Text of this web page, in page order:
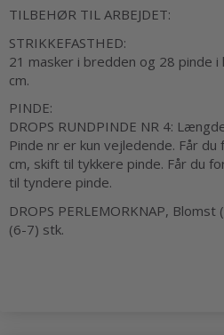
TILBEHØR TIL ARBEJDET:
STRIKKEFASTHED:
21 masker i bredden og 28 pinde i
cm.
PINDE:
DROPS RUNDPINDE NR 4:
Pinde nr er kun vejledende. Får
cm, skift til tykkere pinde. Får du
til tyndere pinde.
DROPS PERLEMORKNAP,
(6-7) stk.